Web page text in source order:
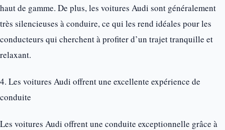
haut de gamme. De plus, les voitures Audi sont généralement
très silencieuses à conduire, ce qui les rend idéales pour les
conducteurs qui cherchent à profiter d’un trajet tranquille et
relaxant.
4. Les voitures Audi offrent une excellente expérience de
conduite
Les voitures Audi offrent une conduite exceptionnelle grâce à